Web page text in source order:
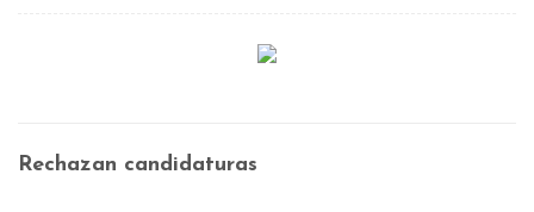
Rechazan candidaturas